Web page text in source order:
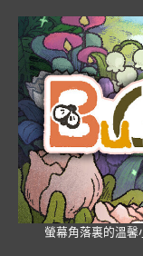
螢幕角落裏的溫馨